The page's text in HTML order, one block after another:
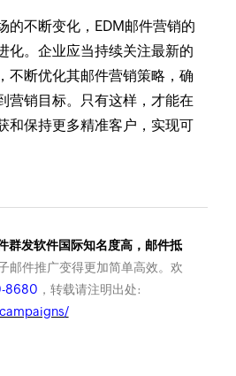
的不断变化，EDM邮件营销的
化。企业应当持续关注最新的
不断优化其邮件营销策略，确
营销目标。只有这样，才能在
和保持更多精准客户，实现可
群发软件国际知名度高，邮件抵
邮件推广变得更加简单高效。欢
8680 ，转载请注明出处: